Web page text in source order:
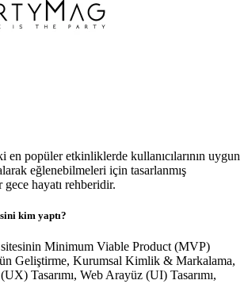
en popüler etkinliklerde kullanıcılarının uygun
eğlenebilmeleri için tasarlanmış
hayatı rehberidir.
kim yaptı?
Minimum Viable Product (MVP)
Geliştirme, Kurumsal Kimlik & Markalama,
Tasarımı, Web Arayüz (UI) Tasarımı,